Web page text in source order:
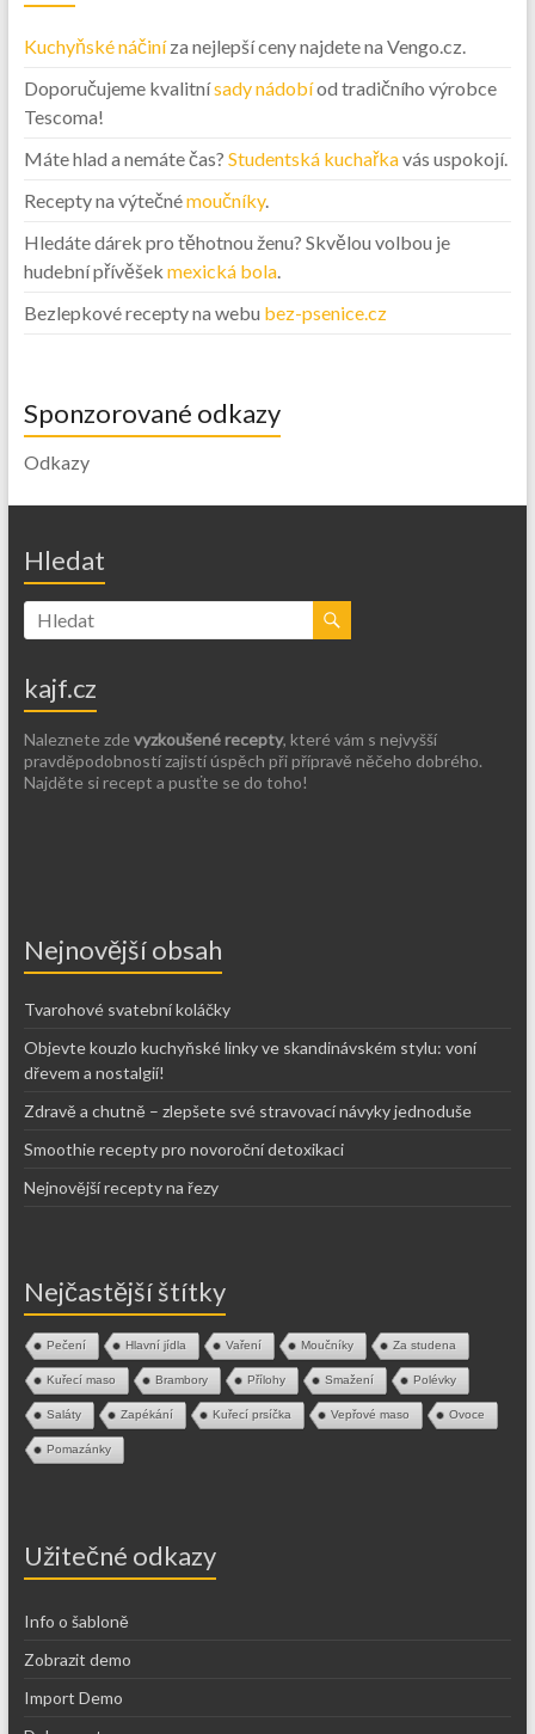
Kuchyňské náčiníza nejlepší ceny najdete na Vengo.cz.
Doporučujeme kvalitnísady nádobíod tradičního výrobce
Tescoma!
Máte hlad a nemáte čas? Studentská kuchařkavás uspokojí.
Recepty na výtečnémoučníky.
Hledáte dárek pro těhotnou ženu? Skvělou volbou je
hudební přívěšek mexická bola.
Bezlepkové recepty na webu bez-psenice.cz
Sponzorované odkazy
Odkazy
Hledat
kajf.cz
Naleznete zde vyzkoušené recepty, které vám s nejvyšší
pravděpodobností zajistí úspěch při přípravě něčeho dobrého.
Najděte si recept a pusťte se do toho!
Nejnovější obsah
Tvarohové svatební koláčky
Objevte kouzlo kuchyňské linky ve skandinávském stylu: voní
dřevem a nostalgií!
Zdravě a chutně – zlepšete své stravovací návyky jednoduše
Smoothie recepty pro novoroční detoxikaci
Nejnovější recepty na řezy
Nejčastější štítky
Pečení Hlavní jídla Vaření Moučníky Za studena
Kuřecí maso Brambory Přílohy Smažení Polévky
Saláty Zapékání Kuřecí prsíčka Vepřové maso Ovoce
Pomazánky
Užitečné odkazy
Info o šabloně
Zobrazit demo
Import Demo